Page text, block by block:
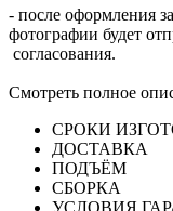
- после оформления
фотографии будет
согласования.
Смотреть полное
СРОКИ
ДОСТАВКА
ПОДЪЁМ
СБОРКА